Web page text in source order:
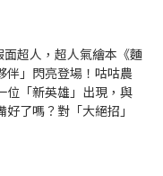
超人，超人氣繪本《麵
伴」閃亮登場！咕咕農
位「新英雄」出現，與
了嗎？對「大絕招」